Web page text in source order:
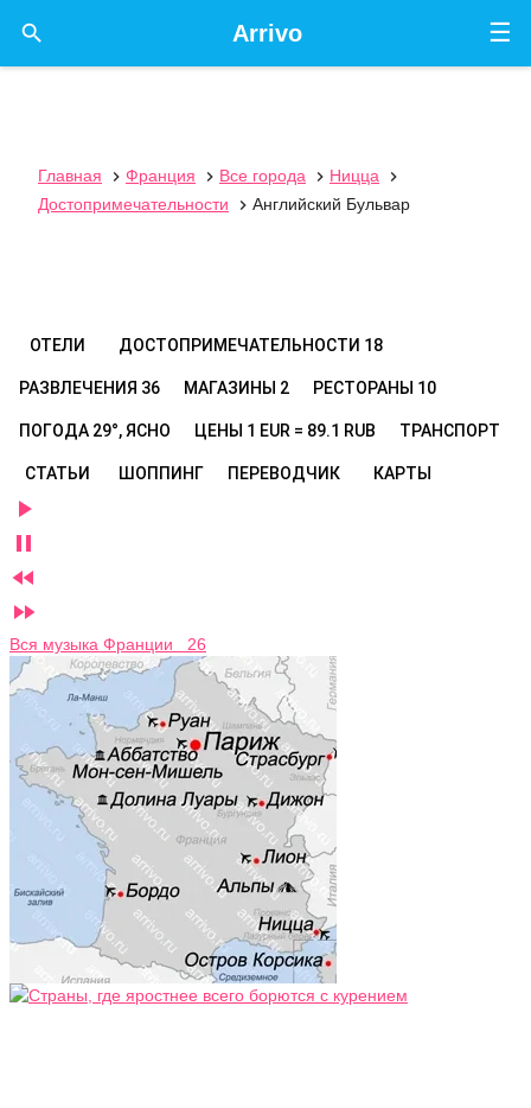
☰
Arrivo

Главная  Франция  Все города  Ницца

Достопримечательности
 Английский Бульвар
ОТЕЛИ ДОСТОПРИМЕЧАТЕЛЬНОСТИ 18
РАЗВЛЕЧЕНИЯ 36 МАГАЗИНЫ 2 РЕСТОРАНЫ 10
ПОГОДА 29°, ЯСНО ЦЕНЫ 1 EUR = 89.1 RUB ТРАНСПОРТ
СТАТЬИ ШОППИНГ ПЕРЕВОДЧИК КАРТЫ




Вся музыка Франции 26